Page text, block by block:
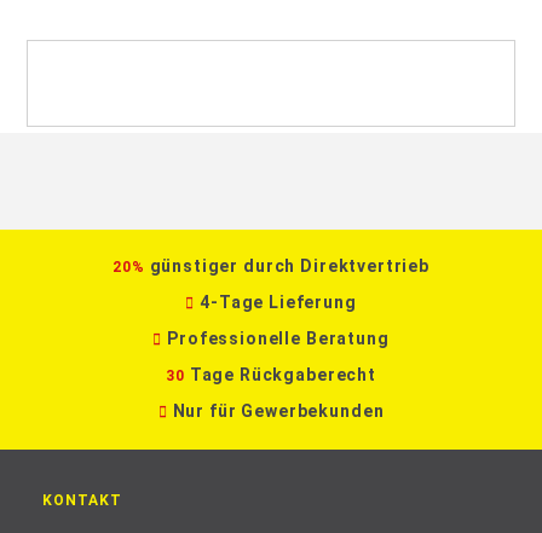
20% günstiger durch Direktvertrieb
4-Tage Lieferung
Professionelle Beratung
30 Tage Rückgaberecht
Nur für Gewerbekunden
KONTAKT